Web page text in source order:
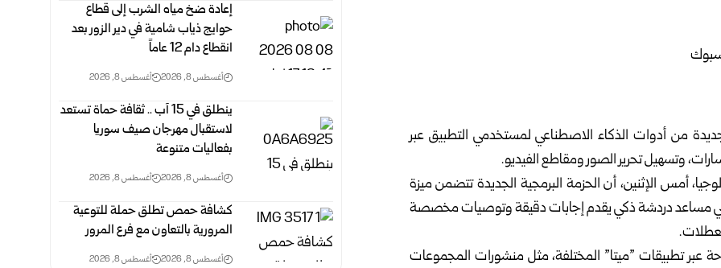
من أدوات ‏الذكاء الاصطناعي لمستخدمي التطبيق عبر
وتسهيل تحرير الصور ومقاطع ‏الفيديو.‏
أمس ‏الإثنين، أن الحزمة البرمجية الجديدة تتضمن ميزة
مساعد دردشة ذكي يقدم إجابات دقيقة ‏وتوصيات مخصصة
عبر تطبيقات ‌‏”ميتا” المختلفة، مثل منشورات المجموعات
إعادة ضخ مياه الشرب إلى قطاع
حوايج ذياب شامية في دير الزور بعد
انقطاع دام 12 عاماً
أغسطس 8, 2026 أغسطس 8, 2026
‏ينطلق في 15 آب .. ثقافة حماة تستعد
لاستقبال مهرجان صيف سوريا
‏بفعاليات متنوعة
أغسطس 8, 2026 أغسطس 8, 2026
كشافة حمص تطلق حملة للتوعية
المرورية بالتعاون مع فرع المرور
أغسطس 8, 2026 أغسطس 8, 2026